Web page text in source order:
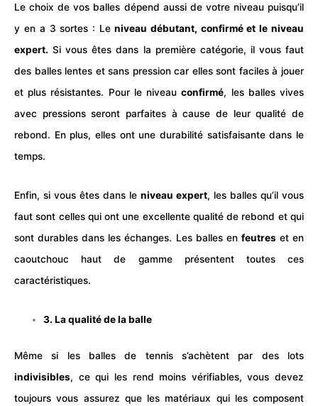
Le choix de vos balles dépend aussi de votre niveau puisqu’il
y en a 3 sortes : Le niveau débutant, confirmé et le niveau
expert. Si vous êtes dans la première catégorie, il vous faut
des balles lentes et sans pression car elles sont faciles à jouer
et plus résistantes. Pour le niveauconfirmé, les balles vives
avec pressions seront parfaites à cause de leur qualité de
rebond. En plus, elles ont une durabilité satisfaisante dans le
temps.
Enfin, si vous êtes dans le niveau expert, les balles qu’il vous
faut sont celles qui ont une excellente qualité de rebond et qui
sont durables dans les échanges. Les balles en feutreset en
caoutchouc haut de gamme présentent toutes ces
caractéristiques.
3. La qualité de la balle
Même si les balles de tennis s’achètent par des lots
indivisibles, ce qui les rend moins vérifiables, vous devez
toujours vous assurez que les matériaux qui les composent